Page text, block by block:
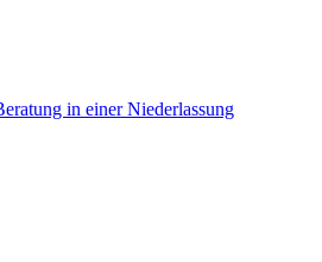
in einer Niederlassung